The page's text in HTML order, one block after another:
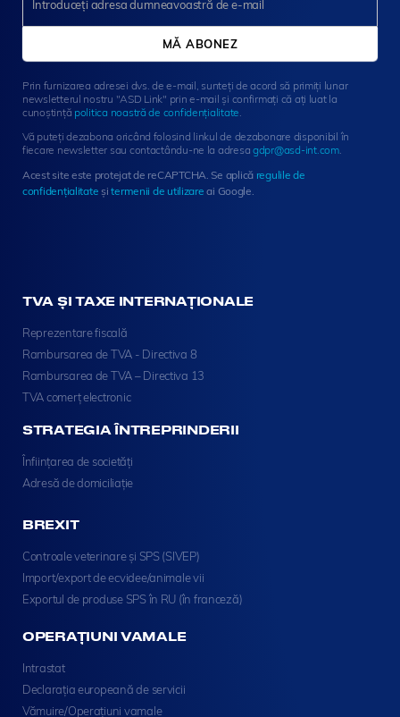
l
t
e
r
i
n
u
Prin furnizarea adresei dvs. de e-mail, sunteți de acord să primiți lunar
newsletterul nostru "ASD Link" prin e-mail și confirmați că ați luat la
cunoștință politica noastră de confidențialitate.
Vă puteți dezabona oricând folosind linkul de dezabonare disponibil în
fiecare newsletter sau contactându-ne la adresagdpr@asd-int.com.
Acest site este protejat de reCAPTCHA. Se aplică regulile de
confidențialitate șitermenii de utilizare ai Google.
MĂ ABONEZ
TVA ȘI TAXE INTERNAȚIONALE
Reprezentare fiscală
Rambursarea de TVA - Directiva 8
Rambursarea de TVA – Directiva 13
TVA comerț electronic
STRATEGIA ÎNTREPRINDERII
Înființarea de societăți
Adresă de domiciliație
BREXIT
Controale veterinare și SPS (SIVEP)
Import/export de ecvidee/animale vii
Exportul de produse SPS în RU (în franceză)
OPERAȚIUNI VAMALE
Intrastat
Declarația europeană de servicii
Vămuire/Operațiuni vamale